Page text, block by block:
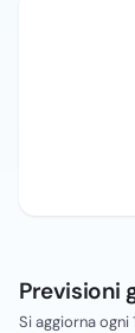
Previsioni
Si aggiorna ogni